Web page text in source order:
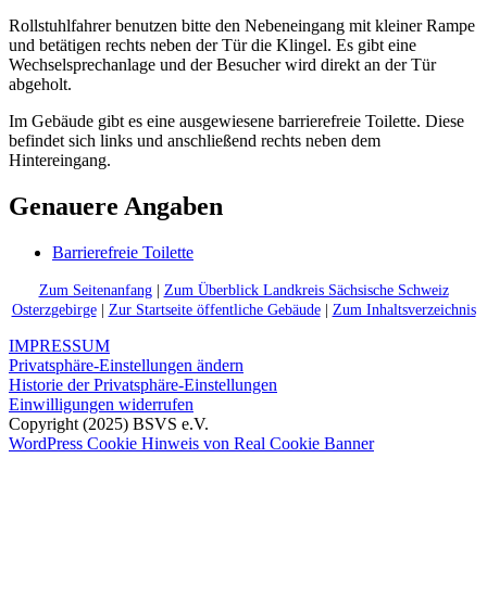
Rollstuhlfahrer benutzen bitte den Nebeneingang mit kleiner Rampe
und betätigen rechts neben der Tür die Klingel. Es gibt eine
Wechselsprechanlage und der Besucher wird direkt an der Tür
abgeholt.
Im Gebäude gibt es eine ausgewiesene barrierefreie Toilette. Diese
befindet sich links und anschließend rechts neben dem
Hintereingang.
Genauere Angaben
Barrierefreie Toilette
Zum Seitenanfang| Zum Überblick Landkreis Sächsische Schweiz
Osterzgebirge| Zur Startseite öffentliche Gebäude| Zum Inhaltsverzeichnis
IMPRESSUM
Privatsphäre-Einstellungen ändern
Historie der Privatsphäre-Einstellungen
Einwilligungen widerrufen
Copyright (2025) BSVS e.V.
WordPress Cookie Hinweis von Real Cookie Banner